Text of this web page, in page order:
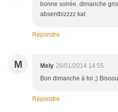
bonne soirée. dimanche
absentbizzzz kat
Répondre
M Mely 26/01/2014 14:55
Bon dimanche à toi ;)
Répondre